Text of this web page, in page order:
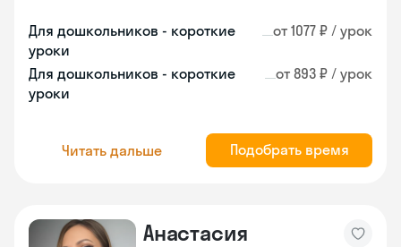
Для дошкольников - короткие
уроки
от 1077 ₽ / урок
Для дошкольников - короткие
уроки
от 893 ₽ / урок
Читать дальше Подобрать время
Анастасия